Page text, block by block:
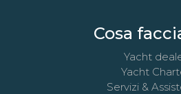
Cosa
Yacht
Yacht
Servizi &